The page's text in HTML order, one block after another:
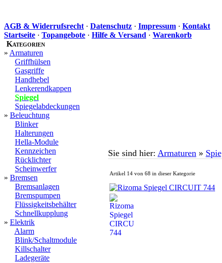
AGB & Widerrufsrecht · Datenschutz · Impressum · Kontakt
Startseite · Topangebote · Hilfe & Versand · Warenkorb
Kategorien
» Armaturen
Griffhülsen
Gasgriffe
Handhebel
Lenkerendkappen
Spiegel
Spiegelabdeckungen
» Beleuchtung
Blinker
Halterungen
Hella-Module
Kennzeichen
Rücklichter
Scheinwerfer
» Bremsen
Bremsanlagen
Bremspumpen
Flüssigkeitsbehälter
Schnellkupplung
» Elektrik
Alarm
Blink/Schaltmodule
Killschalter
Ladegeräte
Sie sind hier: Armaturen »
Artikel 14 von 68 in dieser Kategorie